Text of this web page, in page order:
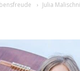
Julia